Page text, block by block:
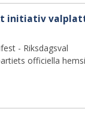
initiativ
- Riksdagsval
officiella